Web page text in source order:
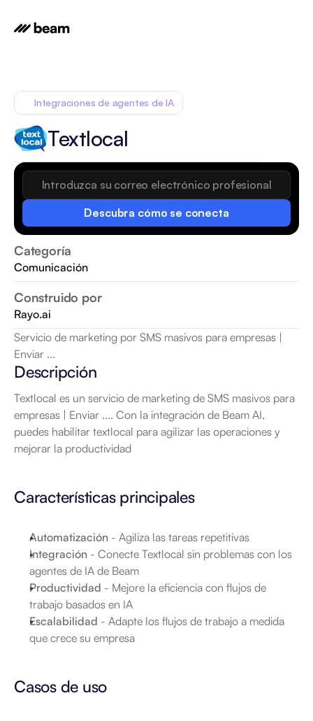
Descubra cómo se conecta
Categoría
Comunicación
Construido por
Rayo.ai
Integraciones de agentes de IA
Textlocal
Servicio de marketing por SMS masivos para empresas |
Enviar ...
Descripción
Textlocal es un servicio de marketing de SMS masivos para
empresas | Enviar .... Con la integración de Beam AI,
puedes habilitar textlocal para agilizar las operaciones y
mejorar la productividad
Características principales
Automatización - Agiliza las tareas repetitivas
Integración - Conecte Textlocal sin problemas con los
agentes de IA de Beam
Productividad - Mejore la eficiencia con flujos de
trabajo basados en IA
Escalabilidad - Adapte los flujos de trabajo a medida
que crece su empresa
Casos de uso